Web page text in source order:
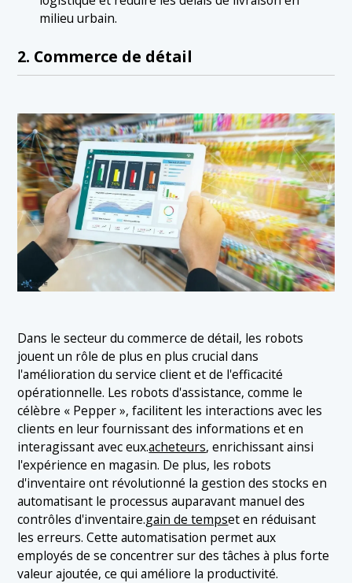
milieu urbain.
2. Commerce de détail
Dans le secteur du commerce de détail, les robots
jouent un rôle de plus en plus crucial dans
l'amélioration du service client et de l'efficacité
opérationnelle. Les robots d'assistance, comme le
célèbre « Pepper », facilitent les interactions avec les
clients en leur fournissant des informations et en
interagissant avec eux.acheteurs, enrichissant ainsi
l'expérience en magasin. De plus, les robots
d'inventaire ont révolutionné la gestion des stocks en
automatisant le processus auparavant manuel des
contrôles d'inventaire.gain de tempset en réduisant
les erreurs. Cette automatisation permet aux
employés de se concentrer sur des tâches à plus forte
valeur ajoutée, ce qui améliore la productivité.